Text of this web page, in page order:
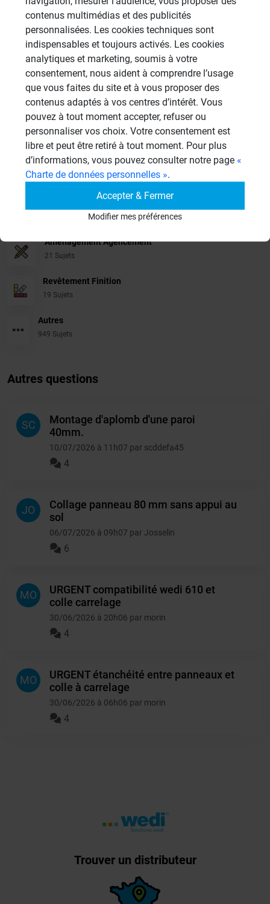
Veuillez vousconnecterpour répondre à ce sujet
Sujets
Cabines de hammam
26 Sujets
Systèmes de panneaux à carreler
Aménagement Agencement
21 Sujets
Revêtement Finition
19 Sujets
Autres
949 Sujets
Autres questions
SC
Montage d'aplomb d'une paroi
40mm.
10/07/2026 à 11h07 par scddefa45
4
JO
Collage panneau 80 mm sans appui au
sol
06/07/2026 à 09h07 par Josselin
6
MO
URGENT compatibilité wedi 610 et
colle carrelage
30/06/2026 à 20h06 par morin
4
MO
URGENT étanchéité entre panneaux et
colle à carrelage
30/06/2026 à 06h06 par morin
4
Trouver un distributeur
contenus multimédias et des publicités
personnalisées. Les cookies techniques sont
indispensables et toujours activés. Les cookies
analytiques et marketing, soumis à votre
consentement, nous aident à comprendre l’usage
que vous faites du site et à vous proposer des
contenus adaptés à vos centres d’intérêt. Vous
pouvez à tout moment accepter, refuser ou
personnaliser vos choix. Votre consentement est
libre et peut être retiré à tout moment. Pour plus
d’informations, vous pouvez consulter notre page «
Charte de données personnelles ».
Accepter & Fermer
Modifier mes préférences